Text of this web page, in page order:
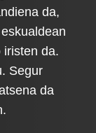
da,
iristen da.
Segur
da